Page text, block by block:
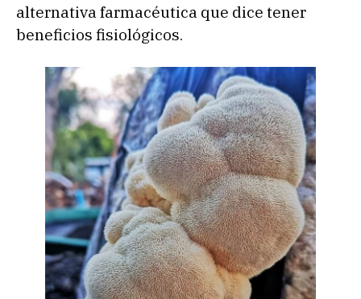
alternativa farmacéutica que dice tener
beneficios fisiológicos.